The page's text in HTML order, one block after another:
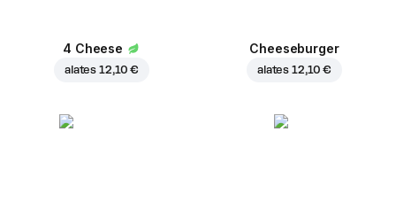
4 Cheese
alates 12,10 €
Cheeseburger
alates 12,10 €